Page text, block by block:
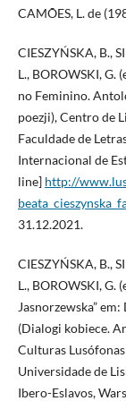
CAMÕES, L. de
CIESZYŃSKA, B.,
L., BOROWSKI, G.
no Feminino.
poezji), Centro de
Faculdade de
Internacional de
line] http://
31.12.2021.
CIESZYŃSKA, B.,
L., BOROWSKI, G.
Jasnorzewska”
(Dialogi kobiece.
Culturas
Universidade de
Ibero-Eslavos,